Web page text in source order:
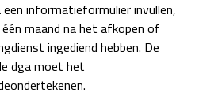
informatieformulier invullen,
maand na het afkopen of
ingediend hebben. De
dga moet het